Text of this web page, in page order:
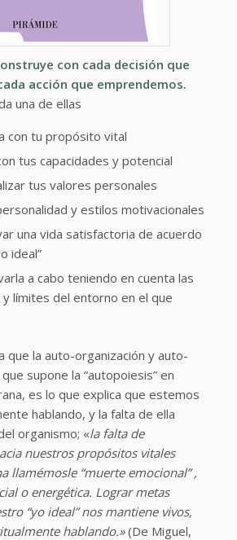
con cada decisión que
acción que emprendemos.
una de ellas
con tu propósito vital
tus capacidades y potencial
tus valores personales
y estilos motivacionales
una vida satisfactoria de acuerdo
ideal”
a cabo teniendo en cuenta las
límites del entorno en el que
que la auto-organización y auto-
supone la “autopoiesis” en
es lo que explica que estemos
hablando, y la falta de ella
organismo; «la falta de
nuestros propósitos vitales
llamémosle “muerte emocional” ,
o energética. Lograr metas
“yo ideal” nos mantiene vivos,
hablando.»(De Miguel,